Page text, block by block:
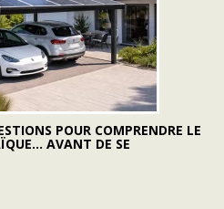
POUR COMPRENDRE LE
AVANT DE SE